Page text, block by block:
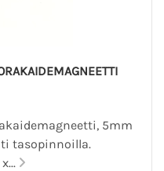
5mm
tasopinnoilla.